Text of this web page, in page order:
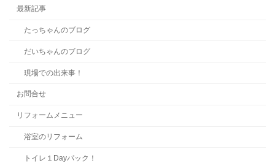
最新記事
たっちゃんのブログ
だいちゃんのブログ
現場での出来事！
お問合せ
リフォームメニュー
浴室のリフォーム
トイレ１Dayパック！